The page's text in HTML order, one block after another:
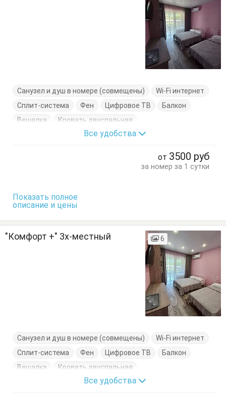
Санузел и душ в номере (совмещены)
Wi-Fi интернет
Сплит-система
Фен Цифровое ТВ
Балкон
Вешалка
Кровать двуспальная
Кровать односпальная
Стол Стулья
Все удобства
от 3500 руб
за номер за 1 сутки
Показать полное
описание и цены
"Комфорт +" 3х-местный 6
Санузел и душ в номере (совмещены)
Wi-Fi интернет
Сплит-система
Фен Цифровое ТВ
Балкон
Вешалка
Кровать двуспальная
Кровать односпальная
Стол Стулья
Все удобства